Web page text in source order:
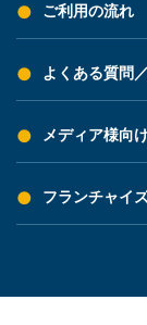
ご利用の流れ
よくある質問
メディア様向
フランチャイ